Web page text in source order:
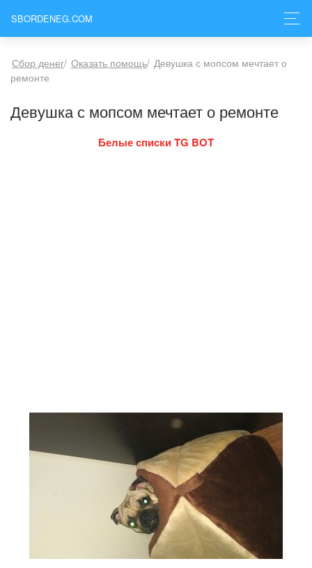
SBORDENEG.COM
Сбор денег/ Оказать помощь/ Девушка с мопсом мечтает о
ремонте
Девушка с мопсом мечтает о ремонте
Белые списки TG BOT